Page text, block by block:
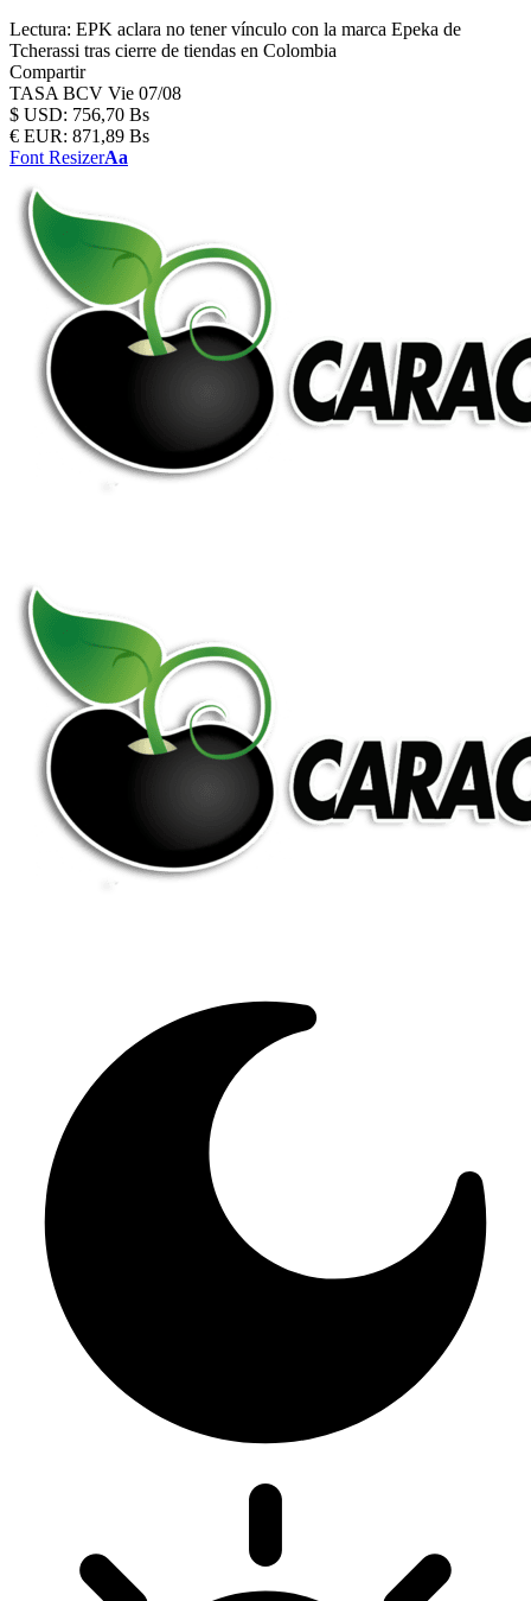
Lectura: EPK aclara no tener vínculo con la marca Epeka de
Tcherassi tras cierre de tiendas en Colombia
Compartir
TASA BCV Vie 07/08
$ USD: 756,70 Bs
€ EUR: 871,89 Bs
Font ResizerAa